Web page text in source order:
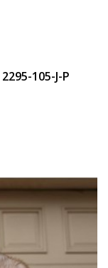
2295-105-J-P